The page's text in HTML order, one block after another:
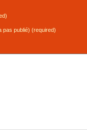
pas publié) (required)